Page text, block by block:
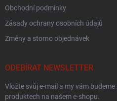
Obchodní podmínky
Zásady ochrany osobních údajů
Změny a storno objednávek
ODEBÍRAT NEWSLETTER
Vložte svůj e-mail a my vám
produktech na našem e-shopu.